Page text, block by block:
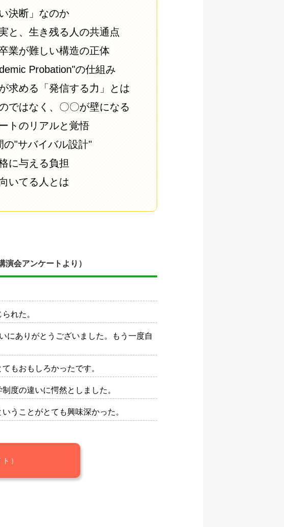
決断」なのか
と、生き残る人の共通点
業が難しい構造の正体
Probation"の仕組み
求める「発信する力」とは
ではなく、〇〇が壁になる
トのリアルと覚悟
の"サバイバル設計"
に与える負担
いてる人とは
演会アンケートより）
れた。
にありがとうございました。もう一度自
もおもしろかったです。
度の違いに愕然としました。
うことがとても興味深かった。
）